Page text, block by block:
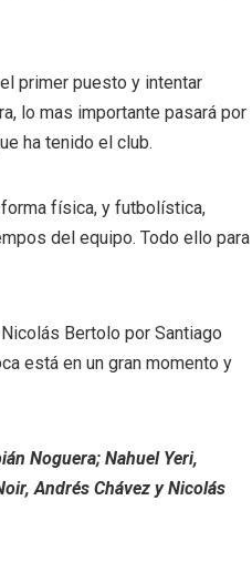
primer puesto y intentar
lo mas importante pasará por
ha tenido el club.
física, y futbolística,
del equipo. Todo ello para
Bertolo por Santiago
está en un gran momento y
Noguera; Nahuel Yeri,
Andrés Chávez y Nicolás